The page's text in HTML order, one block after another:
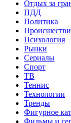
Отдых за
ПДД
Политика
Психология
Рынки
Сериалы
Спорт
ТВ
Теннис
Технологии
Тренды
Фигурное